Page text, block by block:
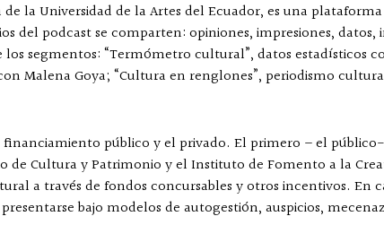
la Universidad de la Artes del Ecuador, es una
del podcast se comparten: opiniones, impresiones,
segmentos: “Termómetro cultural”, datos estadísticos
Malena Goya; “Cultura en renglones”, periodismo
público y el privado. El primero – el
de Cultura y Patrimonio y el Instituto de Fomento a la
a través de fondos concursables y otros incentivos. En
bajo modelos de autogestión, auspicios,